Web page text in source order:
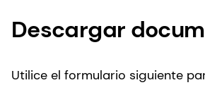
Descargar
Utilice el formulario siguiente